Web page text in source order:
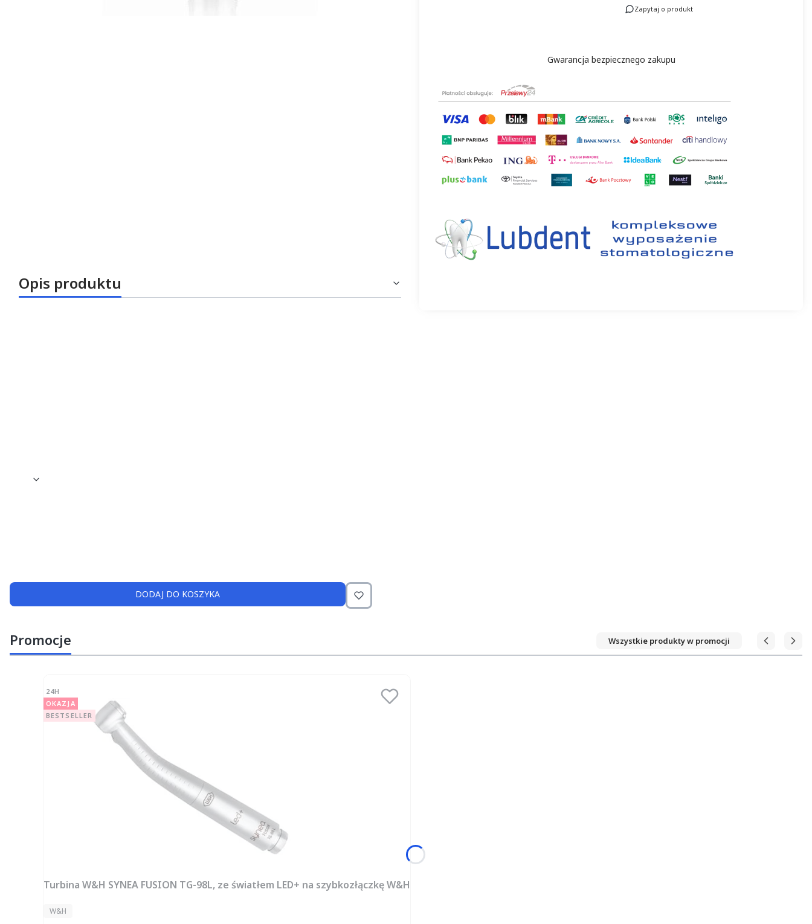
Zapytaj o produkt
Gwarancja bezpiecznego zakupu
Opis produktu
DODAJ DO KOSZYKA
Promocje Wszystkie produkty w promocji
24H
OKAZJA
BESTSELLER
Turbina W&H SYNEA FUSION TG-98L, ze światłem LED+ na szybkozłączkę W&H
PRODUCENT
W&H